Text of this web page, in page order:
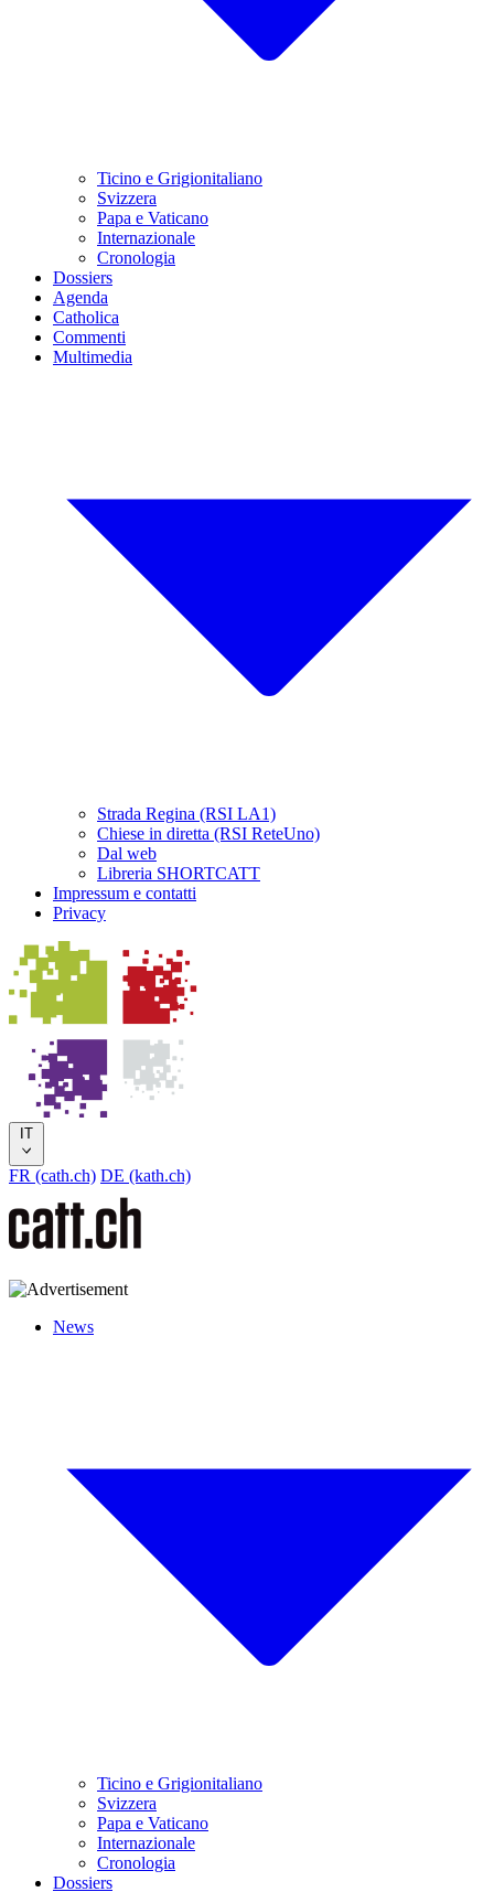
Ticino e Grigionitaliano
Svizzera
Papa e Vaticano
Internazionale
Cronologia
Dossiers
Agenda
Catholica
Commenti
Multimedia
Strada Regina (RSI LA1)
Chiese in diretta (RSI ReteUno)
Dal web
Libreria SHORTCATT
Impressum e contatti
Privacy
IT
FR (cath.ch) DE (kath.ch)
News
Ticino e Grigionitaliano
Svizzera
Papa e Vaticano
Internazionale
Cronologia
Dossiers